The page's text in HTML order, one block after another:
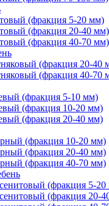
(фракция 5-20 мм)
(фракция 20-40 мм)
(фракция 40-70 мм)
(фракция 20-40
(фракция 40-70
(фракция 5-10 мм)
(фракция 10-20 мм)
(фракция 20-40 мм)
(фракция 10-20 мм)
(фракция 20-40 мм)
(фракция 40-70 мм)
(фракция 5-
(фракция 20-